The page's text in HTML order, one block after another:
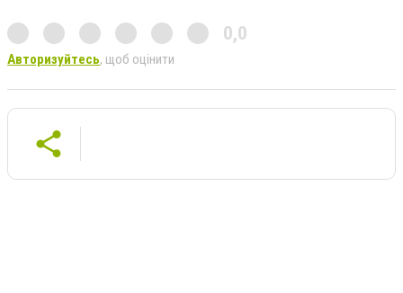
0,0
Авторизуйтесь, щоб оцінити